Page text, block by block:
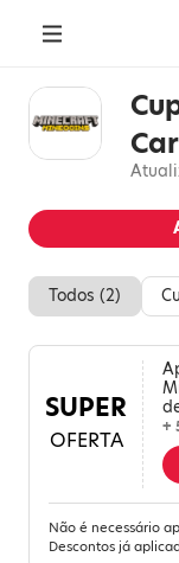
Todos (2)
SUPER
OFERTA
+
Não é necessário
Descontos já